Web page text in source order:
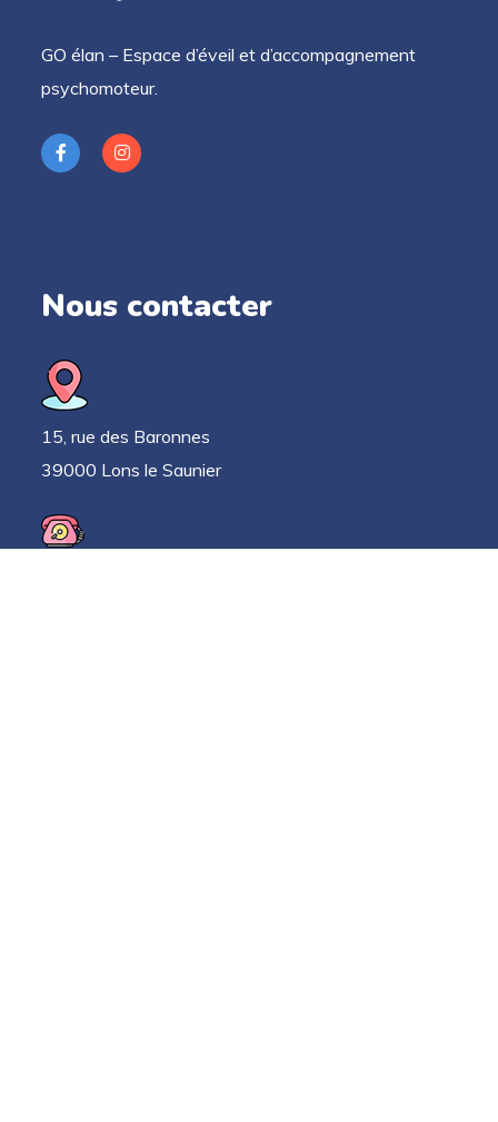
GO élan – Espace d’éveil et d’accompagnement
psychomoteur.
Nous contacter
15, rue des Baronnes
39000 Lons le Saunier